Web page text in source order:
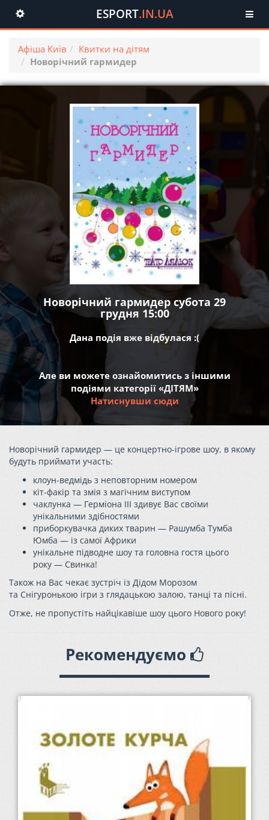
Toggle
navigation
ESPORT.IN.UA
Афіша Київ
Квитки на дітям
Новорічний гармидер
Новорічний гармидер субота 29
грудня 15:00
Дана подія вже відбулася :(
Але ви можете ознайомитись з іншими
подіями категорії «ДІТЯМ»
Натиснувши сюди
Новорічний гармидер — це концертно-ігрове шоу, в якому
будуть приймати участь:
клоун-ведмідь з неповторним номером
кіт-факір та змія з магічним виступом
чаклунка — Герміона III здивує Вас своїми
унікальними здібностями
приборкувачка диких тварин — Рашумба Тумба
Юмба — із самої Африки
унікальне підводне шоу та головна гостя цього
року — Свинка!
Також на Вас чекає зустріч із Дідом Морозом
та Снігуронькою ігри з глядацькою залою, танці та пісні.
Отже, не пропустіть найцікавіше шоу цього Нового року!
Рекомендуємо